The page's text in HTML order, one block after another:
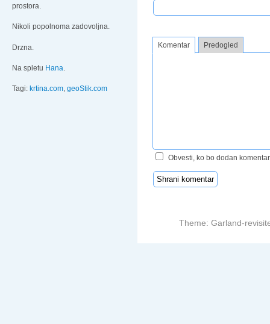
prostora.
Nikoli popolnoma zadovoljna.
Drzna.
Na spletu Hana.
Tagi: krtina.com, geoStik.com
Komentar Predogled
Obvesti, ko bo dodan komentar
Theme: Garland-